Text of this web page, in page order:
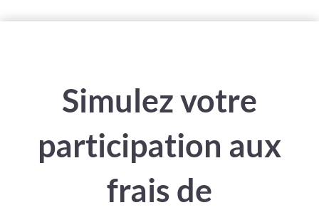
Simulez votre
participation aux
frais de